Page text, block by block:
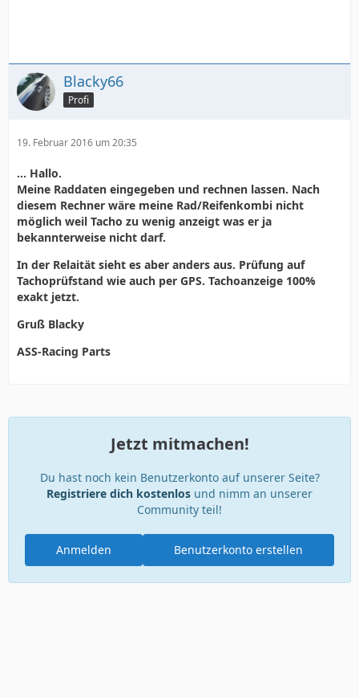
Blacky66
Profi
19. Februar 2016 um 20:35
... Hallo.
Meine Raddaten eingegeben und rechnen lassen. Nach
diesem Rechner wäre meine Rad/Reifenkombi nicht
möglich weil Tacho zu wenig anzeigt was er ja
bekannterweise nicht darf.
In der Relaität sieht es aber anders aus. Prüfung auf
Tachoprüfstand wie auch per GPS. Tachoanzeige 100%
exakt jetzt.
Gruß Blacky
ASS-Racing Parts
Jetzt mitmachen!
Du hast noch kein Benutzerkonto auf unserer Seite?
Registriere dich kostenlos und nimm an unserer
Community teil!
Benutzerkonto erstellen
Anmelden